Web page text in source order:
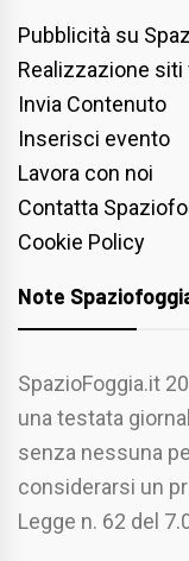
Pubblicità su
Realizzazione siti
Invia Contenuto
Inserisci evento
Lavora con noi
Contatta
Cookie Policy
Note
SpazioFoggia.it
una testata
senza nessuna
considerarsi un
Legge n. 62 del